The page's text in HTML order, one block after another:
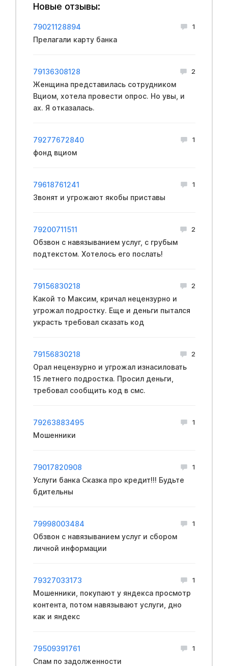
Новые отзывы:
79021128894 1
Прелагали карту банка
79136308128 2
Женщина представилась сотрудником
Вциом, хотела провести опрос. Но увы, и
ах. Я отказалась.
79277672840 1
фонд вциом
79618761241 1
Звонят и угрожают якобы приставы
79200711511 2
Обзвон с навязыванием услуг, с грубым
подтекстом. Хотелось его послать!
79156830218 2
Какой то Максим, кричал нeцензурно и
угpoжал подростку. Еще и деньги пытался
укpасть требовал сказать код
79156830218 2
Opал нeцензурно и угрожал изнacиловать
15 летнего подростка. Просил деньги,
требовал сообщить код в смс.
79263883495 1
Мошенники
79017820908 1
Услуги банка Сказка про кредит!!! Будьте
бдительны
79998003484 1
Обзвон с навязыванием услуг и сбором
личной информации
79327033173 1
Мошенники, покупают у яндекса просмотр
контента, потом навязывают услуги, дно
как и яндекс
79509391761 1
Спам по задолженности